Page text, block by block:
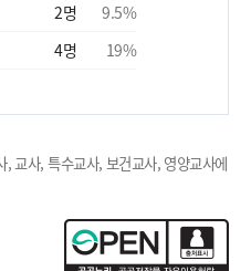
2명 9.5%
4명 19%
교사, 특수교사, 보건교사, 영양교사에